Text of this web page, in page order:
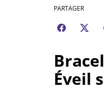
PARTAGER
Éveil